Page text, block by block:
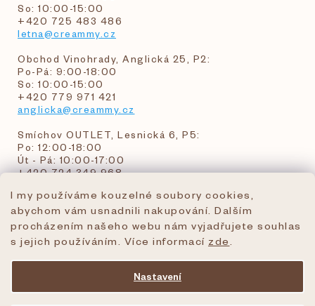
I my používáme kouzelné soubory cookies,
abychom vám usnadnili nakupování. Dalším
procházením našeho webu nám vyjadřujete souhlas
s jejich používáním. Více informací zde
Nastavení
So: 10:00-15:00
+420 725 483 486
letna@creammy.cz
Obchod Vinohrady, Anglická 25, P2:
Po-Pá: 9:00-18:00
So: 10:00-15:00
+420 779 971 421
anglicka@creammy.cz
Smíchov OUTLET, Lesnická 6, P5:
Po: 12:00-18:00
Út - Pá: 10:00-17:00
+420 724 349 968
objednavky@creammy.cz
tel:+420 724 349 968